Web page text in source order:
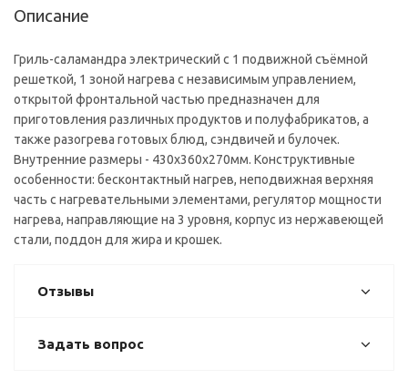
Описание
Гриль-саламандра электрический с 1 подвижной съёмной
решеткой, 1 зоной нагрева с независимым управлением,
открытой фронтальной частью предназначен для
приготовления различных продуктов и полуфабрикатов, а
также разогрева готовых блюд, сэндвичей и булочек.
Внутренние размеры - 430х360х270мм. Конструктивные
особенности: бесконтактный нагрев, неподвижная верхняя
часть с нагревательными элементами, регулятор мощности
нагрева, направляющие на 3 уровня, корпус из нержавеющей
стали, поддон для жира и крошек.
Отзывы
Задать вопрос